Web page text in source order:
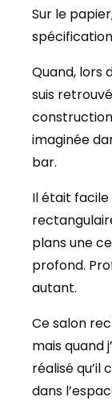
Sur le
Quand, lors
suis
imaginée
bar.
Il était
plans une
profond.
autant.
Ce salon
mais quand
réalisé qu’il
dans